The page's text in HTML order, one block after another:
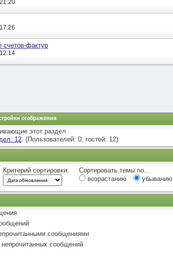
фактур
отображения
этот раздел
12. (Пользователей: 0, гостей: 12)
Критерий сортировки:
Сортировать темы по...
возрастанию
убыванию
сообщениями
сообщений